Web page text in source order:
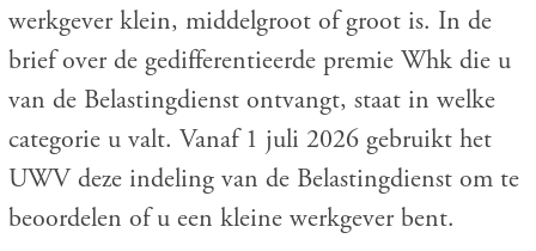
werkgever klein, middelgroot of groot is. In de
brief over de gedifferentieerde premie Whk die u
van de Belastingdienst ontvangt, staat in welke
categorie u valt. Vanaf 1 juli 2026 gebruikt het
UWV deze indeling van de Belastingdienst om te
beoordelen of u een kleine werkgever bent.